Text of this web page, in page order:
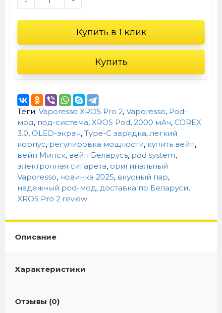
Купить в 1 клик
Купить
Теги: Vaporesso XROS Pro 2, Vaporesso, Pod-
мод, под-система, XROS Pod, 2000 мАч, COREX
3.0, OLED-экран, Type-C зарядка, легкий
корпус, регулировка мощности, купить вейп,
вейп Минск, вейп Беларусь, pod system,
электронная сигарета, оригинальный
Vaporesso, новинка 2025, вкусный пар,
надежный pod-мод, доставка по Беларуси,
XROS Pro 2 review
Описание
Характеристики
Отзывы (0)